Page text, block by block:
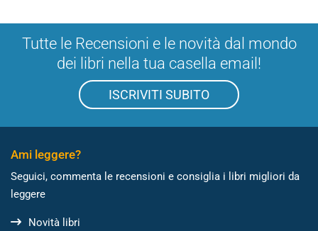
Tutte le Recensioni e le novità dal mondo
dei libri nella tua casella email!
ISCRIVITI SUBITO
Ami leggere?
Seguici, commenta le recensioni e consiglia i libri migliori da
leggere
Novità libri